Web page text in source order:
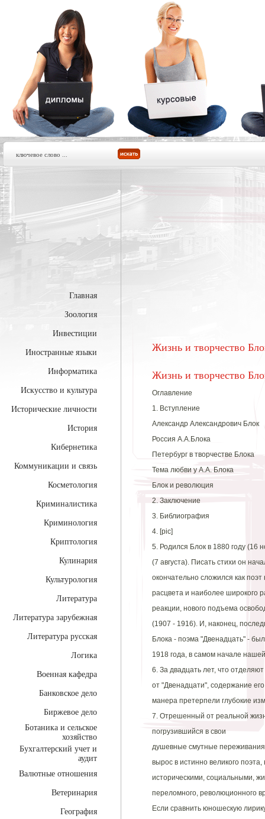
Главная
Зоология
Инвестиции
Иностранные языки
Информатика
Искусство и культура
Исторические личности
История
Кибернетика
Коммуникации и связь
Косметология
Криминалистика
Криминология
Криптология
Кулинария
Культурология
Литература
Литература зарубежная
Литература русская
Логика
Военная кафедра
Банковское дело
Биржевое дело
Ботаника и сельское
хозяйство
Бухгалтерский учет и
аудит
Валютные отношения
Ветеринария
География
Жизнь и творчество
Жизнь и творчество
Оглавление
1. Вступление
Александр Александрович Блок
Россия А.А.Блока
Петербург в творчестве Блока
Тема любви у А.А. Блока
Блок и революция
2. Заключение
3. Библиография
4. [pic]
5. Родился Блок в 1880 году (16
(7 августа). Писать стихи он
окончательно сложился как
расцвета и наиболее широкого
реакции, нового подъема
(1907 - 1916). И, наконец,
Блока - поэма "Двенадцать" -
1918 года, в самом начале
6. За двадцать лет, что
от "Двенадцати", содержание
манера претерпели глубокие
7. Отрешенный от реальной
погрузившийся в свои
душевные смутные
вырос в истинно великого поэта,
историческими, социальными,
переломного, революционного
Если сравнить юношескую